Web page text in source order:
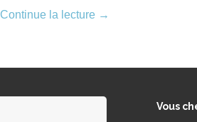
Continue la lecture →
Vous